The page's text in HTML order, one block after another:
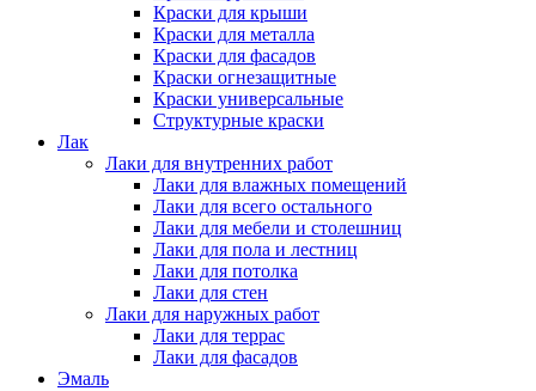
Краски для крыши
Краски для металла
Краски для фасадов
Краски огнезащитные
Краски универсальные
Структурные краски
Лак
Лаки для внутренних работ
Лаки для влажных помещений
Лаки для всего остального
Лаки для мебели и столешниц
Лаки для пола и лестниц
Лаки для потолка
Лаки для стен
Лаки для наружных работ
Лаки для террас
Лаки для фасадов
Эмаль